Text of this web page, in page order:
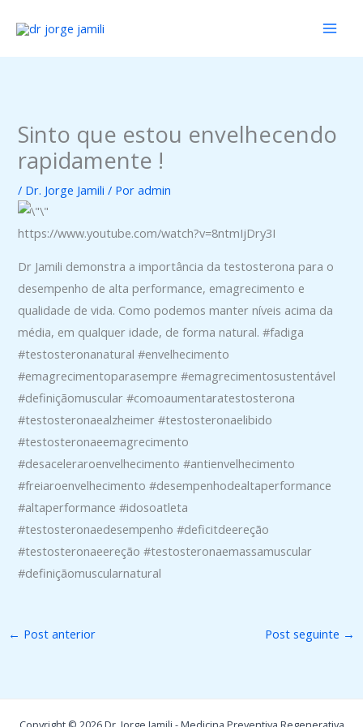
para
o
Sinto que estou envelhecendo
rapidamente !
/ Dr. Jorge Jamili / Poradmin
https://www.youtube.com/watch?v=8ntmIjDry3I
Dr Jamili demonstra a importância da testosterona para o
desempenho de alta performance, emagrecimento e
qualidade de vida. Como podemos manter níveis acima da
média, em qualquer idade, de forma natural. #fadiga
#testosteronanatural #envelhecimento
#emagrecimentoparasempre #emagrecimentosustentável
#definiçãomuscular #comoaumentaratestosterona
#testosteronaealzheimer #testosteronaelibido
#testosteronaeemagrecimento
#desaceleraroenvelhecimento #antienvelhecimento
#freiaroenvelhecimento #desempenhodealtaperformance
#altaperformance #idosoatleta
#testosteronaedesempenho #deficitdeereção
#testosteronaeereção #testosteronaemassamuscular
#definiçãomuscularnatural
← Post anterior Post seguinte →